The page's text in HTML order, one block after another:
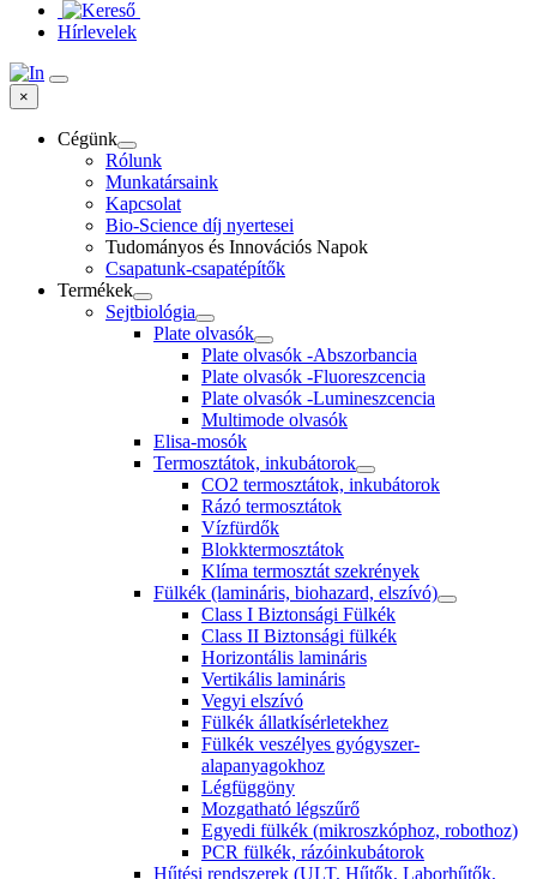
Hírlevelek
×
Cégünk
Rólunk
Munkatársaink
Kapcsolat
Bio-Science díj nyertesei
Tudományos és Innovációs Napok
Csapatunk-csapatépítők
Termékek
Sejtbiológia
Plate olvasók
Plate olvasók -Abszorbancia
Plate olvasók -Fluoreszcencia
Plate olvasók -Lumineszcencia
Multimode olvasók
Elisa-mosók
Termosztátok, inkubátorok
CO2 termosztátok, inkubátorok
Rázó termosztátok
Vízfürdők
Blokktermosztátok
Klíma termosztát szekrények
Fülkék (lamináris, biohazard, elszívó)
Class I Biztonsági Fülkék
Class II Biztonsági fülkék
Horizontális lamináris
Vertikális lamináris
Vegyi elszívó
Fülkék állatkísérletekhez
Fülkék veszélyes gyógyszer-
alapanyagokhoz
Légfüggöny
Mozgatható légszűrő
Egyedi fülkék (mikroszkóphoz, robothoz)
PCR fülkék, rázóinkubátorok
Hűtési rendszerek (ULT, Hűtők, Laborhűtők,